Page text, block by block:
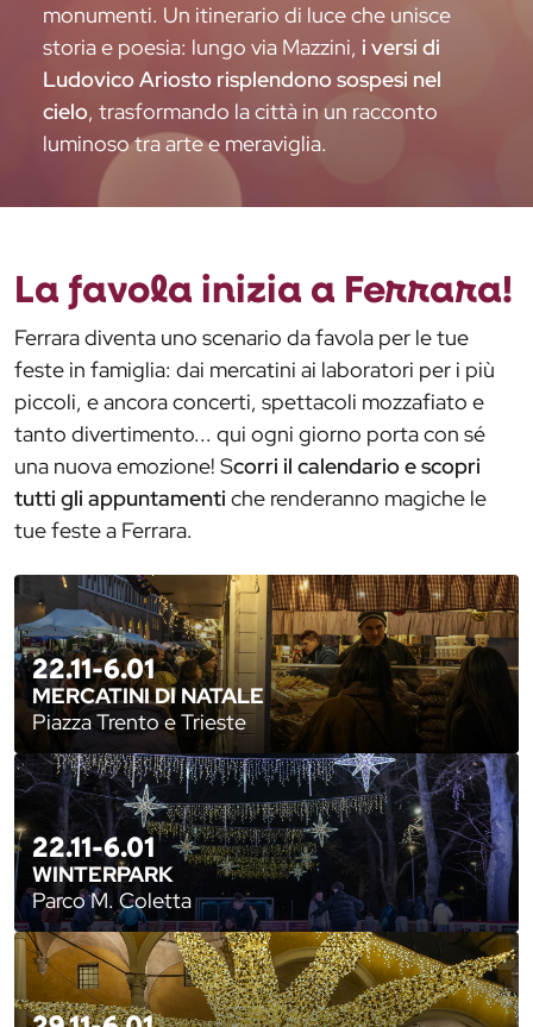
monumenti. Un itinerario di luce che unisce
storia e poesia: lungo via Mazzini, i versi di
Ludovico Ariosto risplendono sospesi nel
cielo, trasformando la città in un racconto
luminoso tra arte e meraviglia.
La favola inizia a Ferrara!
Ferrara diventa uno scenario da favola per le tue
feste in famiglia: dai mercatini ai laboratori per i più
piccoli, e ancora concerti, spettacoli mozzafiato e
tanto divertimento... qui ogni giorno porta con sé
una nuova emozione! Scorri il calendario e scopri
tutti gli appuntamenti che renderanno magiche le
tue feste a Ferrara.
22.11-6.01
MERCATINI DI NATALE
Piazza Trento e Trieste
22.11-6.01
WINTERPARK
Parco M. Coletta